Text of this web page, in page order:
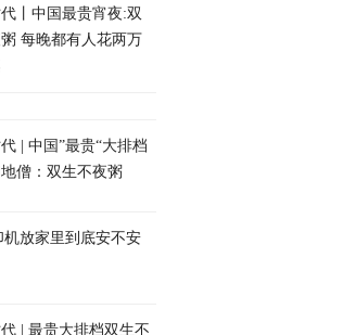
丨中国最贵宵夜:双
每晚都有人花两万
| 中国”最贵“大排档
僧：双生不夜粥
机放家里到底安不安
| 最贵大排档双生不